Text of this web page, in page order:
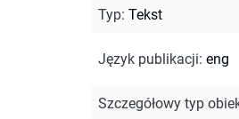
Typ: Tekst
Język publikacji: eng
Szczegółowy typ